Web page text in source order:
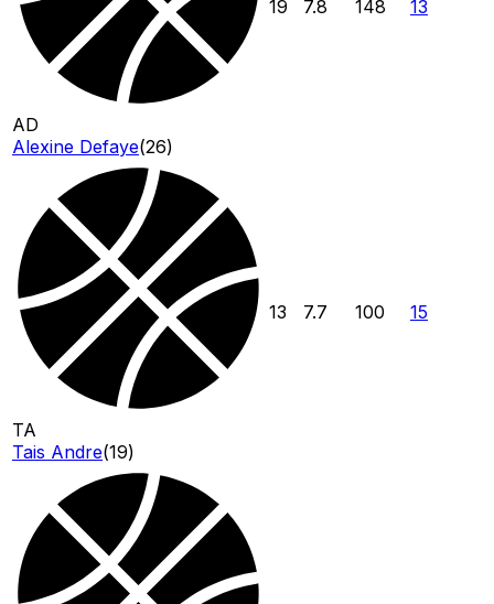
AD
Alexine Defaye(26)
19 7.8 148 13
TA
Tais Andre(19)
13 7.7 100 15